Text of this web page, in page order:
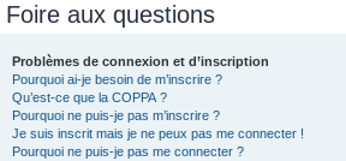
Foire aux questions
Problèmes de connexion et d’inscription
Pourquoi ai-je besoin de m’inscrire ?
Qu’est-ce que la COPPA ?
Pourquoi ne puis-je pas m’inscrire ?
Je suis inscrit mais je ne peux pas me connecter !
Pourquoi ne puis-je pas me connecter ?